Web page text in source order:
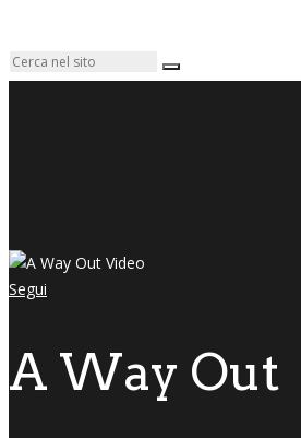
Segui
A Way Out